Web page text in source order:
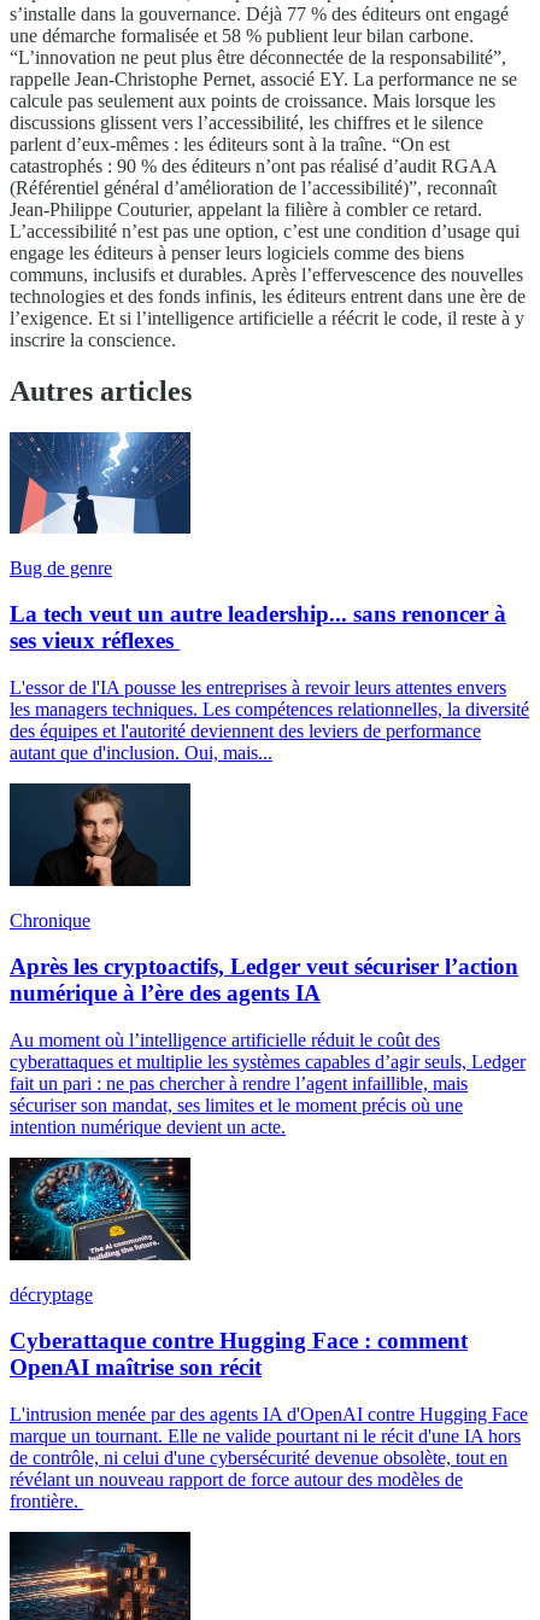
s’installe dans la gouvernance. Déjà 77 % des éditeurs ont engagé
une démarche formalisée et 58 % publient leur bilan carbone.
“L’innovation ne peut plus être déconnectée de la responsabilité”,
rappelle Jean-Christophe Pernet, associé EY. La performance ne se
calcule pas seulement aux points de croissance. Mais lorsque les
discussions glissent vers l’accessibilité, les chiffres et le silence
parlent d’eux-mêmes : les éditeurs sont à la traîne. “On est
catastrophés : 90 % des éditeurs n’ont pas réalisé d’audit RGAA
(Référentiel général d’amélioration de l’accessibilité)”, reconnaît
Jean-Philippe Couturier, appelant la filière à combler ce retard.
L’accessibilité n’est pas une option, c’est une condition d’usage qui
engage les éditeurs à penser leurs logiciels comme des biens
communs, inclusifs et durables. Après l’effervescence des nouvelles
technologies et des fonds infinis, les éditeurs entrent dans une ère de
l’exigence. Et si l’intelligence artificielle a réécrit le code, il reste à y
inscrire la conscience.
Autres articles
Bug de genre
La tech veut un autre leadership... sans renoncer à
ses vieux réflexes
L'essor de l'IA pousse les entreprises à revoir leurs attentes envers
les managers techniques. Les compétences relationnelles, la diversité
des équipes et l'autorité deviennent des leviers de performance
autant que d'inclusion. Oui, mais...
Chronique
Après les cryptoactifs, Ledger veut sécuriser l’action
numérique à l’ère des agents IA
Au moment où l’intelligence artificielle réduit le coût des
cyberattaques et multiplie les systèmes capables d’agir seuls, Ledger
fait un pari : ne pas chercher à rendre l’agent infaillible, mais
sécuriser son mandat, ses limites et le moment précis où une
intention numérique devient un acte.
décryptage
Cyberattaque contre Hugging Face : comment
OpenAI maîtrise son récit
L'intrusion menée par des agents IA d'OpenAI contre Hugging Face
marque un tournant. Elle ne valide pourtant ni le récit d'une IA hors
de contrôle, ni celui d'une cybersécurité devenue obsolète, tout en
révélant un nouveau rapport de force autour des modèles de
frontière.